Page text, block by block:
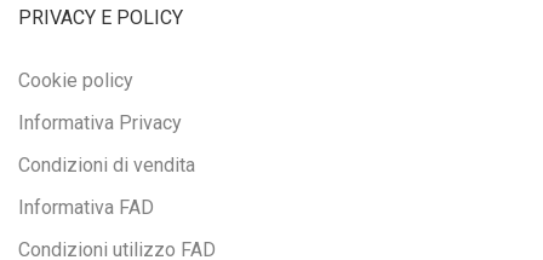
PRIVACY E POLICY
Cookie policy
Informativa Privacy
Condizioni di vendita
Informativa FAD
Condizioni utilizzo FAD